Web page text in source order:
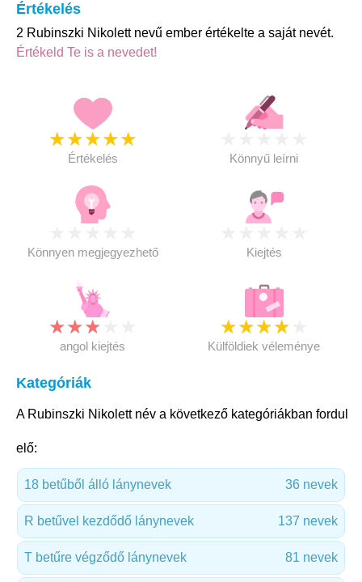
Értékelés
2 Rubinszki Nikolett nevű ember értékelte a saját nevét.
Értékeld Te is a nevedet!
★★★★★
Értékelés Könnyű leírni
Könnyen megjegyezhető Kiejtés
★★★
angol kiejtés
★★★★
Külföldiek véleménye
Kategóriák
A Rubinszki Nikolett név a következő kategóriákban fordul
elő:
18 betűből álló lánynevek 36 nevek
R betűvel kezdődő lánynevek 137 nevek
T betűre végződő lánynevek 81 nevek